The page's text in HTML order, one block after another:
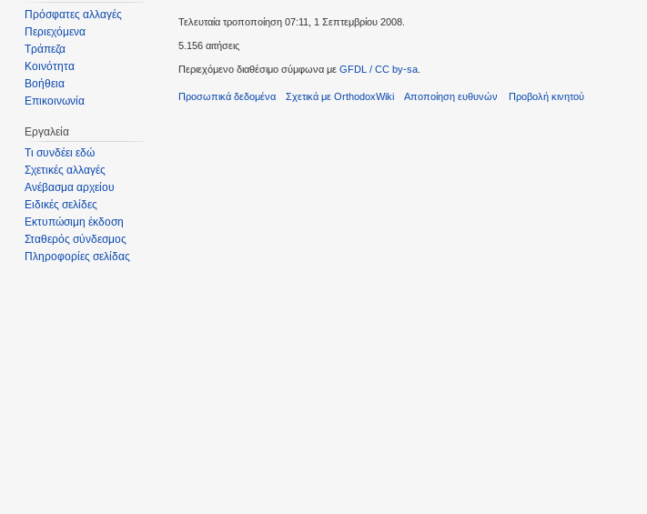
Πρόσφατες αλλαγές
Περιεχόμενα
Τράπεζα
Κοινότητα
Βοήθεια
Επικοινωνία
Εργαλεία
Τι συνδέει εδώ
Σχετικές αλλαγές
Ανέβασμα αρχείου
Ειδικές σελίδες
Εκτυπώσιμη έκδοση
Σταθερός σύνδεσμος
Πληροφορίες σελίδας
Τελευταία τροποποίηση 07:11, 1 Σεπτεμβρίου 2008.
5.156 αιτήσεις
Περιεχόμενο διαθέσιμο σύμφωνα με GFDL / CC by-sa
Προσωπικά δεδομένα Σχετικά με OrthodoxWiki Αποποίηση ευθυνών Προβολή κινητού